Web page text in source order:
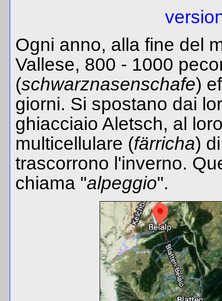
Ogni anno, alla fine del
Vallese, 800 - 1000
(schwarznasenschafe)
giorni. Si spostano dai
ghiacciaio Aletsch, al
multicellulare (färricha)
trascorrono l'inverno.
chiama "alpeggio".